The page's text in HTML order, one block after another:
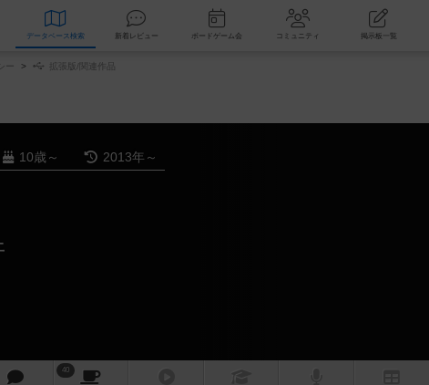
データベース 検索 新着レビュー ボードゲーム会 コミュニティ
ー 拡張版/関連作品
10歳～ 2013年～
40